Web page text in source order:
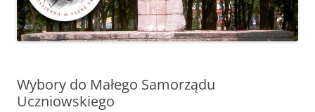
Wybory do Małego Samorządu
Uczniowskiego